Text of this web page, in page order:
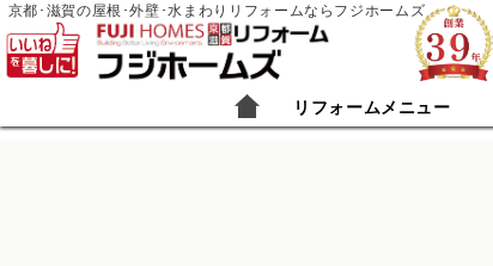
京都･滋賀の屋根･外壁･水まわりリフォームならフジホームズ
リフォームメニュー